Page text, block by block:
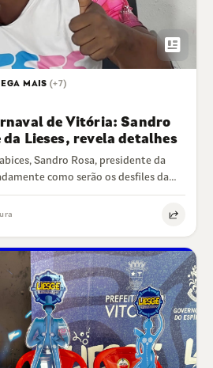
newsmode
MAIS (+7)
de Vitória: Sandro
Lieses, revela detalhes
Sandro Rosa, presidente da
como serão os desfiles da
de Vitória…